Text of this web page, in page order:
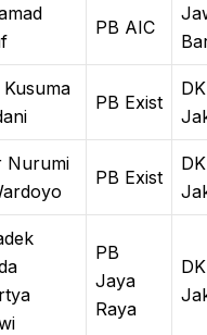
PB AIC
PB Exist
Nurumi
PB Exist
PB
Jaya
Raya